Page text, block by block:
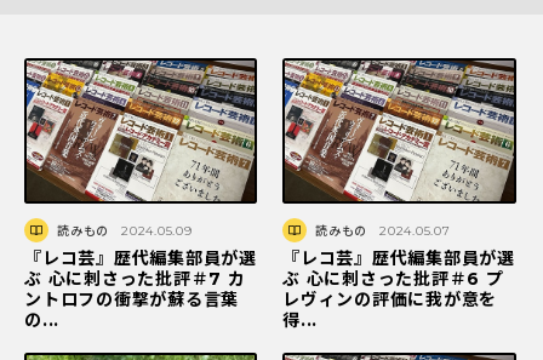
読みもの 2024.05.09
『レコ芸』歴代編集部員が選
ぶ 心に刺さった批評＃7 カ
ントロフの衝撃が蘇る言葉
の...
読みもの 2024.05.07
『レコ芸』歴代編集部員が選
ぶ 心に刺さった批評＃6 プ
レヴィンの評価に我が意を
得...